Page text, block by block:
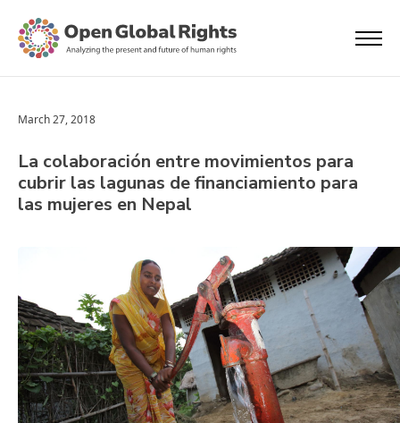
March 27, 2018
La colaboración entre movimientos para
cubrir las lagunas de financiamiento para
las mujeres en Nepal